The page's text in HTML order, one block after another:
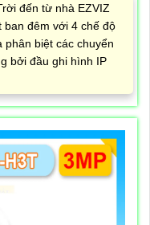
đến từ nhà EZVIZ
ban đêm với 4 chế độ
phân biệt các chuyển
bởi đầu ghi hình IP